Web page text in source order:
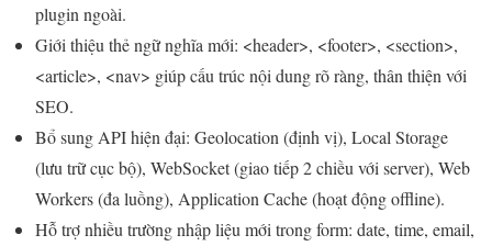
plugin ngoài.
Giới thiệu thẻ ngữ nghĩa mới: <header>, <footer>, <section>,
<article>, <nav> giúp cấu trúc nội dung rõ ràng, thân thiện với
SEO.
Bổ sung API hiện đại: Geolocation (định vị), Local Storage
(lưu trữ cục bộ), WebSocket (giao tiếp 2 chiều với server), Web
Workers (đa luồng), Application Cache (hoạt động offline).
Hỗ trợ nhiều trường nhập liệu mới trong form: date, time, email,